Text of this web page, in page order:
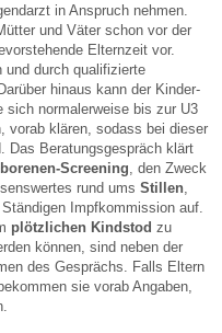
in Anspruch nehmen.
und Väter schon vor der
Elternzeit vor.
und durch qualifizierte
hinaus kann der Kinder-
sich normalerweise bis zur U3
vorab klären, sodass bei dieser
Das Beratungsgespräch klärt
Screening , den Zweck
rund ums Stillen,
Impfkommission auf.
plötzlichen Kindstod zu
können, sind neben der
des Gesprächs. Falls Eltern
sie vorab Angaben,